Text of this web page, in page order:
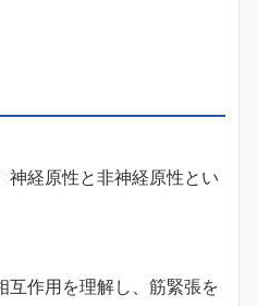
神経原性と非神経原性とい
互作用を理解し、筋緊張を